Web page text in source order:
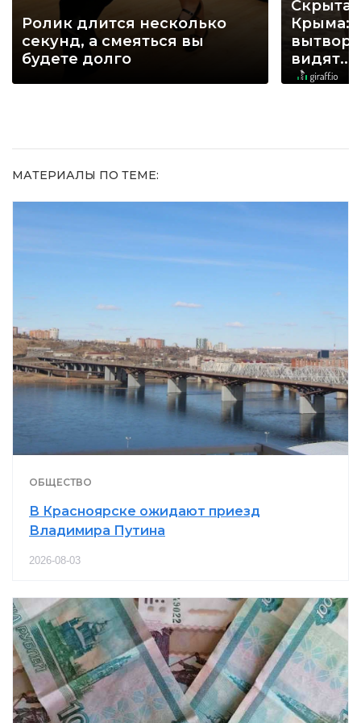
Ролик длится несколько
секунд, а смеяться вы
будете долго
Крыма:
видят...
МАТЕРИАЛЫ ПО ТЕМЕ:
ОБЩЕСТВО
В Красноярске ожидают приезд
Владимира Путина
2026-08-03